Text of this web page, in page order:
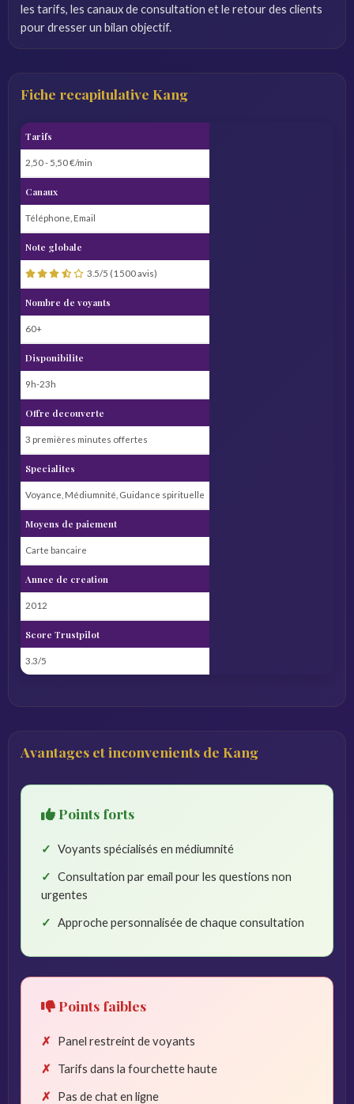
les tarifs, les canaux de consultation et le retour des clients
pour dresser un bilan objectif.
Fiche recapitulative Kang
Tarifs
2,50 - 5,50 €/min
Canaux
Téléphone, Email
Note globale
3.5/5 (1 500 avis)
Nombre de voyants
60+
Disponibilite
9h-23h
Offre decouverte
3 premières minutes offertes
Specialites
Voyance, Médiumnité, Guidance spirituelle
Moyens de paiement
Carte bancaire
Annee de creation
2012
Score Trustpilot
3.3/5
Avantages et inconvenients de Kang
Points forts
Voyants spécialisés en médiumnité
Consultation par email pour les questions non
urgentes
Approche personnalisée de chaque consultation
Points faibles
Panel restreint de voyants
Tarifs dans la fourchette haute
Pas de chat en ligne